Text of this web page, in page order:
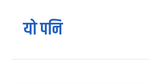
यो पनि